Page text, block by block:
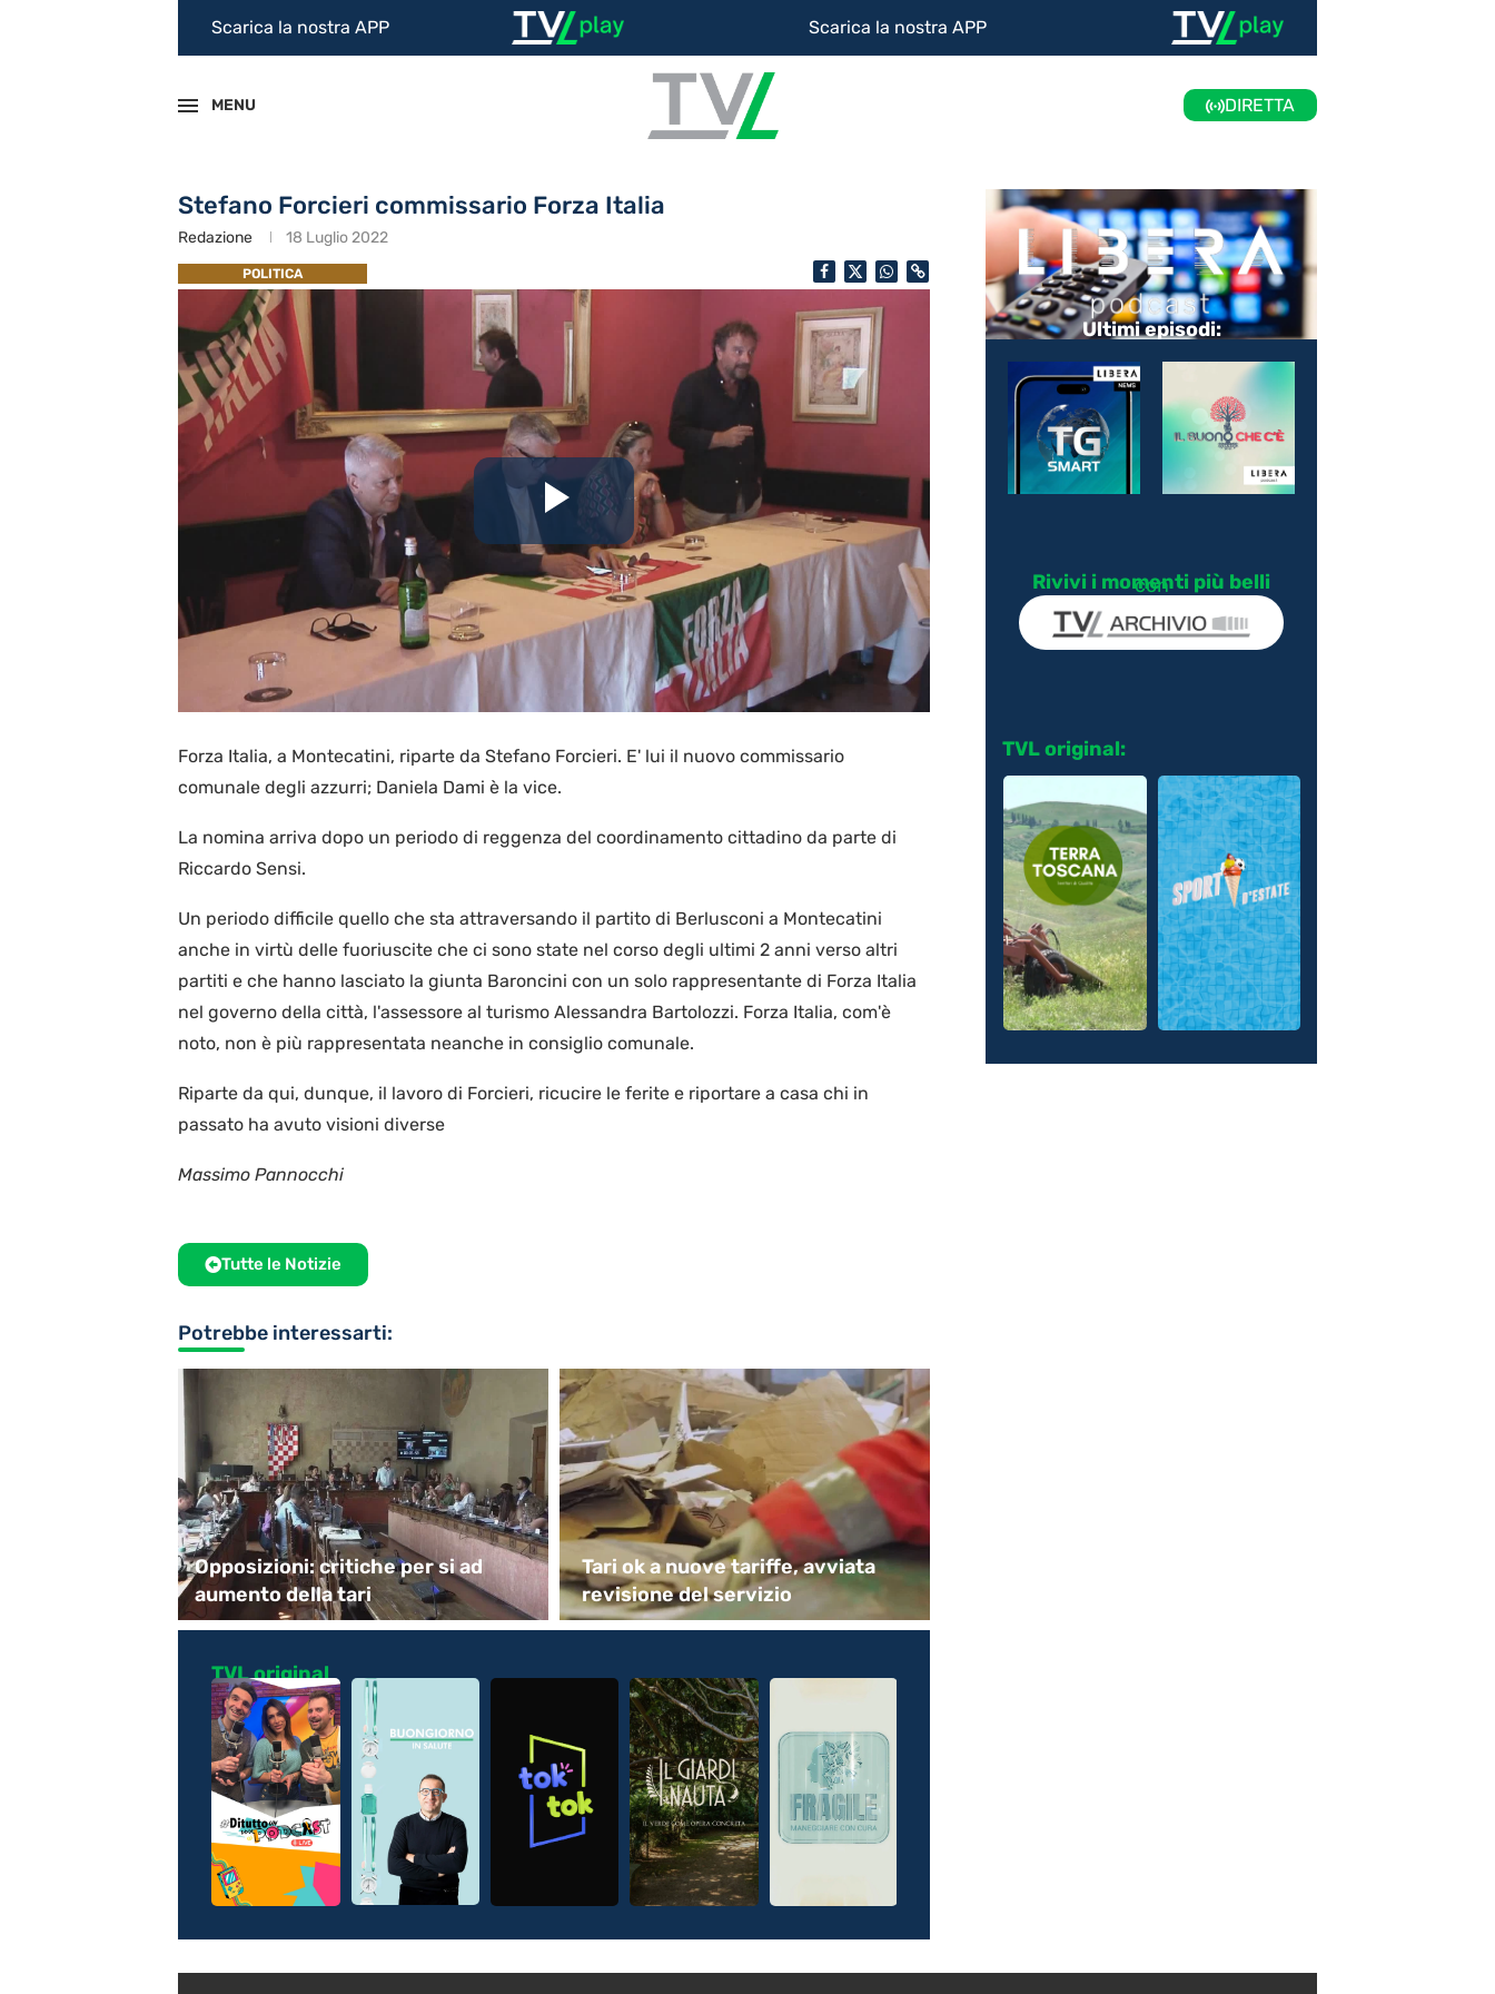
Scarica la nostra APP Scarica la nostra APP
MENU DIRETTA
Stefano Forcieri commissario Forza Italia
Redazione 18 Luglio 2022
POLITICA
Riproduci
il
video
Forza Italia, a Montecatini, riparte da Stefano Forcieri. E' lui il nuovo commissario
comunale degli azzurri; Daniela Dami è la vice.
La nomina arriva dopo un periodo di reggenza del coordinamento cittadino da parte di
Riccardo Sensi.
Un periodo difficile quello che sta attraversando il partito di Berlusconi a Montecatini
anche in virtù delle fuoriuscite che ci sono state nel corso degli ultimi 2 anni verso altri
partiti e che hanno lasciato la giunta Baroncini con un solo rappresentante di Forza Italia
nel governo della città, l'assessore al turismo Alessandra Bartolozzi. Forza Italia, com'è
noto, non è più rappresentata neanche in consiglio comunale.
Riparte da qui, dunque, il lavoro di Forcieri, ricucire le ferite e riportare a casa chi in
passato ha avuto visioni diverse
Massimo Pannocchi
Tutte le Notizie
Potrebbe interessarti:
Opposizioni: critiche per si ad
aumento della tari
Tari ok a nuove tariffe, avviata
revisione del servizio
TVL original
Ultimi episodi:
Rivivi i momenti più belli
con
TVL original: